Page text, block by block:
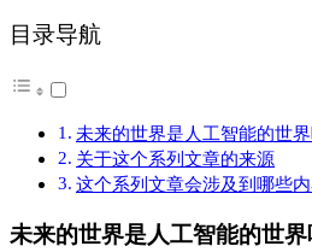
目录导航
未来的世界是人工智能的世界
关于这个系列文章的来源
这个系列文章会涉及到哪些内
未来的世界是人工智能的世界